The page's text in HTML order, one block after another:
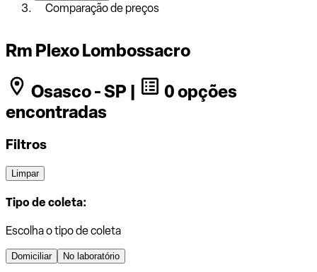
Comparação de preços
Rm Plexo Lombossacro
Osasco - SP |
0 opções
encontradas
Filtros
Limpar
Tipo de coleta:
Escolha o tipo de coleta
Domiciliar No laboratório